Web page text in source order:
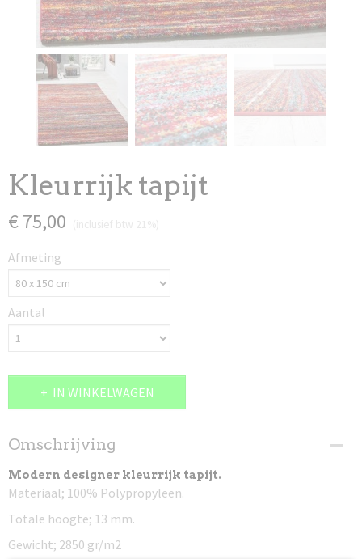
Kleurrijk tapijt
€ 75,00
Afmeting
Aantal
IN WINKELWAGEN
Omschrijving
Modern designer kleurrijk tapijt.
Materiaal; 100% Polypropyleen.
Totale hoogte; 13 mm.
Gewicht; 2850 gr/m2